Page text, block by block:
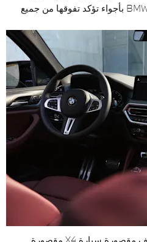
العادم، تتمتع BMW X4 بأجواء تؤكد تفوقها من جميع
يوجد في منتصف مقصورة سيارة X4 مقصورة